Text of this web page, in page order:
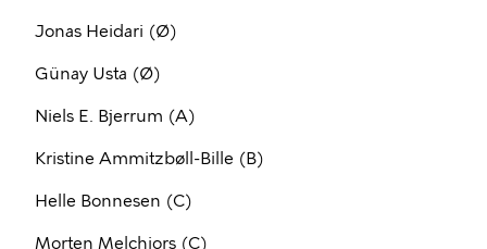
Jonas Heidari (Ø)
Günay Usta (Ø)
Niels E. Bjerrum (A)
Kristine Ammitzbøll-Bille (B)
Helle Bonnesen (C)
Morten Melchiors (C)